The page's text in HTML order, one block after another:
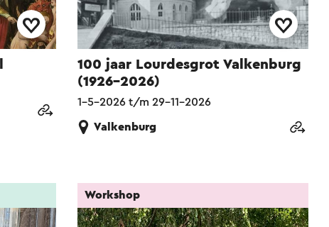
100 jaar Lourdesgrot Valkenburg
(1926–2026)
1-5-2026 t/m 29-11-2026
Valkenburg
Workshop